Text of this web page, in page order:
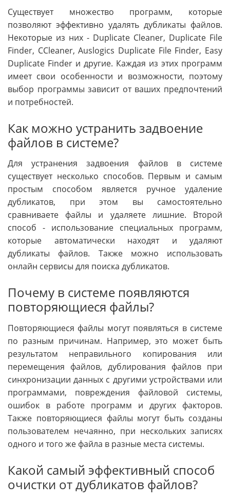
Существует множество программ, которые
позволяют эффективно удалять дубликаты файлов.
Некоторые из них - Duplicate Cleaner, Duplicate File
Finder, CCleaner, Auslogics Duplicate File Finder, Easy
Duplicate Finder и другие. Каждая из этих программ
имеет свои особенности и возможности, поэтому
выбор программы зависит от ваших предпочтений
и потребностей.
Как можно устранить задвоение
файлов в системе?
Для устранения задвоения файлов в системе
существует несколько способов. Первым и самым
простым способом является ручное удаление
дубликатов, при этом вы самостоятельно
сравниваете файлы и удаляете лишние. Второй
способ - использование специальных программ,
которые автоматически находят и удаляют
дубликаты файлов. Также можно использовать
онлайн сервисы для поиска дубликатов.
Почему в системе появляются
повторяющиеся файлы?
Повторяющиеся файлы могут появляться в системе
по разным причинам. Например, это может быть
результатом неправильного копирования или
перемещения файлов, дублирования файлов при
синхронизации данных с другими устройствами или
программами, повреждения файловой системы,
ошибок в работе программ и других факторов.
Также повторяющиеся файлы могут быть созданы
пользователем нечаянно, при нескольких записях
одного и того же файла в разные места системы.
Какой самый эффективный способ
очистки от дубликатов файлов?